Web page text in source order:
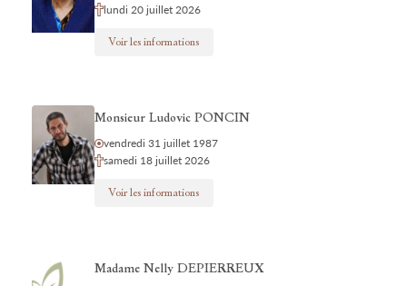
lundi 20 juillet 2026
Voir les informations
Monsieur Ludovic PONCIN
vendredi 31 juillet 1987
samedi 18 juillet 2026
Voir les informations
Madame Nelly DEPIERREUX